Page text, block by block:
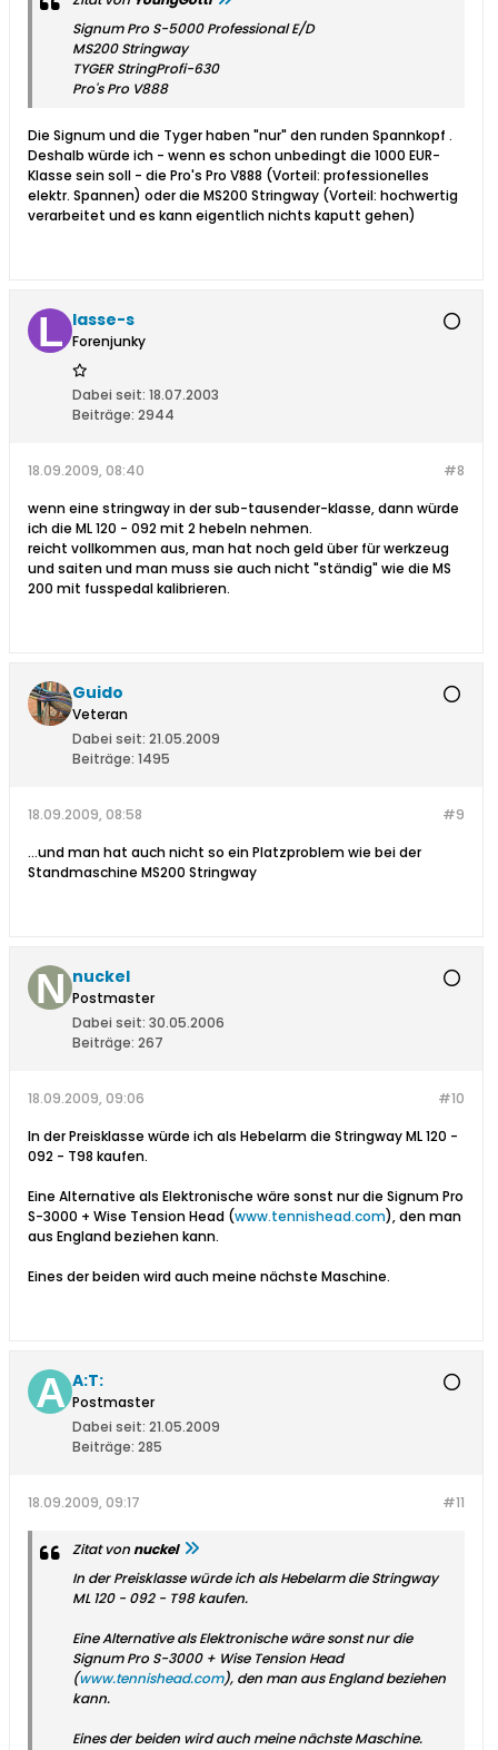
Signum Pro S-5000 Professional E/D
MS200 Stringway
TYGER StringProfi-630
Pro's Pro V888
Die Signum und die Tyger haben "nur" den runden Spannkopf .
Deshalb würde ich - wenn es schon unbedingt die 1000 EUR-
Klasse sein soll - die Pro's Pro V888 (Vorteil: professionelles
elektr. Spannen) oder die MS200 Stringway (Vorteil: hochwertig
verarbeitet und es kann eigentlich nichts kaputt gehen)
lasse-s
Forenjunky
Dabei seit: 18.07.2003
Beiträge: 2944
#8
18.09.2009, 08:40
wenn eine stringway in der sub-tausender-klasse, dann würde
ich die ML 120 - 092 mit 2 hebeln nehmen.
reicht vollkommen aus, man hat noch geld über für werkzeug
und saiten und man muss sie auch nicht "ständig" wie die MS
200 mit fusspedal kalibrieren.
Guido
Veteran
Dabei seit: 21.05.2009
Beiträge: 1495
#9
18.09.2009, 08:58
...und man hat auch nicht so ein Platzproblem wie bei der
Standmaschine MS200 Stringway
nuckel
Postmaster
Dabei seit: 30.05.2006
Beiträge: 267
#10
18.09.2009, 09:06
In der Preisklasse würde ich als Hebelarm die Stringway ML 120 -
092 - T98 kaufen.
Eine Alternative als Elektronische wäre sonst nur die Signum Pro
S-3000 + Wise Tension Head (www.tennishead.com), den man
aus England beziehen kann.
Eines der beiden wird auch meine nächste Maschine.
A:T:
Postmaster
Dabei seit: 21.05.2009
Beiträge: 285
#11
18.09.2009, 09:17
Zitat vonnuckel
In der Preisklasse würde ich als Hebelarm die Stringway
ML 120 - 092 - T98 kaufen.
Eine Alternative als Elektronische wäre sonst nur die
Signum Pro S-3000 + Wise Tension Head
(www.tennishead.com), den man aus England beziehen
kann.
Eines der beiden wird auch meine nächste Maschine.